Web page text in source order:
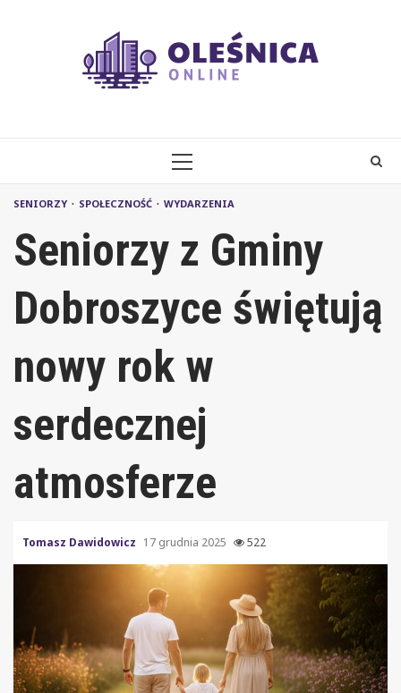
PRIMARY
SENIORZY SPOŁECZNOŚĆ WYDARZENIA
Seniorzy z Gminy
Dobroszyce świętują
nowy rok w
serdecznej
atmosferze
Tomasz Dawidowicz 17 grudnia 2025 522